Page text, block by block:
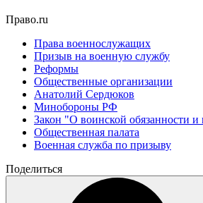
Право.ru
Права военнослужащих
Призыв на военную службу
Реформы
Общественные организации
Анатолий Сердюков
Минобороны РФ
Закон "О воинской обязанности
Общественная палата
Военная служба по призыву
Поделиться